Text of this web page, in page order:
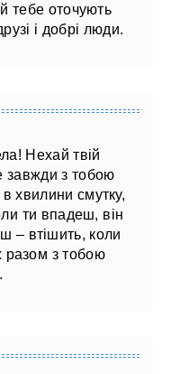
тебе оточують
і добрі люди.
Нехай твій
завжди з тобою
в хвилини смутку,
ти впадеш, він
– втішить, коли
разом з тобою